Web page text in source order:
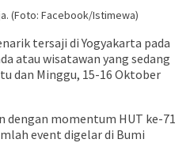
(Foto: Facebook/Istimewa)
tersaji di Yogyakarta pada
atau wisatawan yang sedang
dan Minggu, 15-16 Oktober
momentum HUT ke-71
event digelar di Bumi